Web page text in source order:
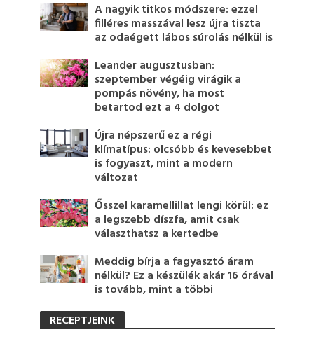
A nagyik titkos módszere: ezzel
filléres masszával lesz újra tiszta
az odaégett lábos súrolás nélkül is
Leander augusztusban:
szeptember végéig virágik a
pompás növény, ha most
betartod ezt a 4 dolgot
Újra népszerű ez a régi
klímatípus: olcsóbb és kevesebbet
is fogyaszt, mint a modern
változat
Ősszel karamellillat lengi körül: ez
a legszebb díszfa, amit csak
választhatsz a kertedbe
Meddig bírja a fagyasztó áram
nélkül? Ez a készülék akár 16 órával
is tovább, mint a többi
RECEPTJEINK